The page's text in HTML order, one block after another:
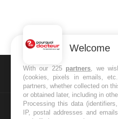
NEWSLETTER
Recevez toutes les
infos santé
Welcome
With our 225 partners, we
(cookies, pixels in emails,
partners, whether collected on
or obtained later, including in
Processing this data
IP, postal addresses and